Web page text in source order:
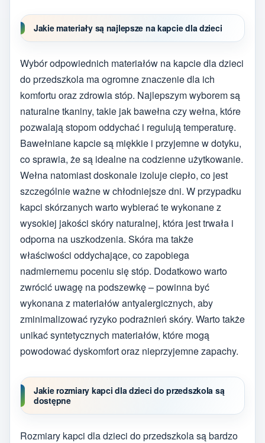
Jakie materiały są najlepsze na kapcie dla dzieci
Wybór odpowiednich materiałów na kapcie dla dzieci
do przedszkola ma ogromne znaczenie dla ich
komfortu oraz zdrowia stóp. Najlepszym wyborem są
naturalne tkaniny, takie jak bawełna czy wełna, które
pozwalają stopom oddychać i regulują temperaturę.
Bawełniane kapcie są miękkie i przyjemne w dotyku,
co sprawia, że są idealne na codzienne użytkowanie.
Wełna natomiast doskonale izoluje ciepło, co jest
szczególnie ważne w chłodniejsze dni. W przypadku
kapci skórzanych warto wybierać te wykonane z
wysokiej jakości skóry naturalnej, która jest trwała i
odporna na uszkodzenia. Skóra ma także
właściwości oddychające, co zapobiega
nadmiernemu poceniu się stóp. Dodatkowo warto
zwrócić uwagę na podszewkę – powinna być
wykonana z materiałów antyalergicznych, aby
zminimalizować ryzyko podrażnień skóry. Warto także
unikać syntetycznych materiałów, które mogą
powodować dyskomfort oraz nieprzyjemne zapachy.
Jakie rozmiary kapci dla dzieci do przedszkola są
dostępne
Rozmiary kapci dla dzieci do przedszkola są bardzo